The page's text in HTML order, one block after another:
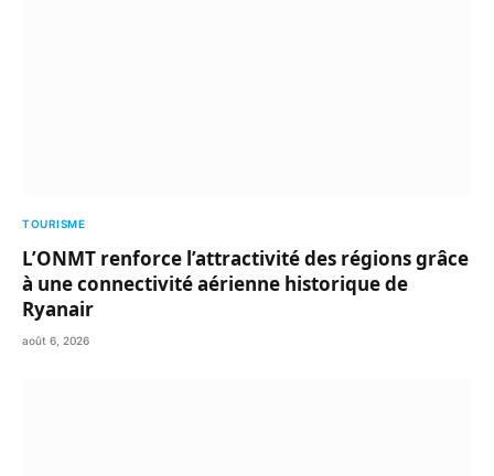
TOURISME
L’ONMT renforce l’attractivité des régions grâce
à une connectivité aérienne historique de
Ryanair
août 6, 2026